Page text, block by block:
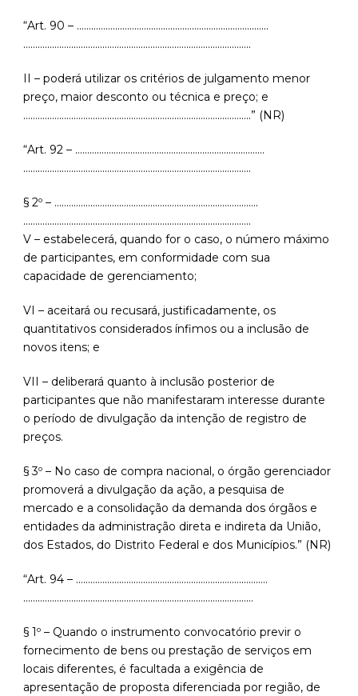
“Art. 90 – ……………………………………………………………………..
…………………………………………………………………………………..
II – poderá utilizar os critérios de julgamento menor
preço, maior desconto ou técnica e preço; e
…………………………………………………………………………………..” (NR)
“Art. 92 – …………………………………………………………………….
…………………………………………………………………………………..
§ 2º – ………………………………………………………………………….
…………………………………………………………………………………..
V – estabelecerá, quando for o caso, o número máximo
de participantes, em conformidade com sua
capacidade de gerenciamento;
VI – aceitará ou recusará, justificadamente, os
quantitativos considerados ínfimos ou a inclusão de
novos itens; e
VII – deliberará quanto à inclusão posterior de
participantes que não manifestaram interesse durante
o período de divulgação da intenção de registro de
preços.
§ 3º – No caso de compra nacional, o órgão gerenciador
promoverá a divulgação da ação, a pesquisa de
mercado e a consolidação da demanda dos órgãos e
entidades da administração direta e indireta da União,
dos Estados, do Distrito Federal e dos Municípios.” (NR)
“Art. 94 – ……………………………………………………………………..
……………………………………………………………………………………
§ 1º – Quando o instrumento convocatório previr o
fornecimento de bens ou prestação de serviços em
locais diferentes, é facultada a exigência de
apresentação de proposta diferenciada por região, de